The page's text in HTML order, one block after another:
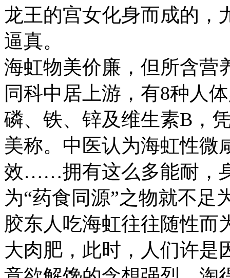
龙王的宫女化身而成的，
逼真。
海虹物美价廉，但所含营
同科中居上游，有8种人
磷、铁、锌及维生素B，
美称。中医认为海虹性微
效……拥有这么多能耐，
为“药食同源”之物就不足
胶东人吃海虹往往随性而
大肉肥，此时，人们许是